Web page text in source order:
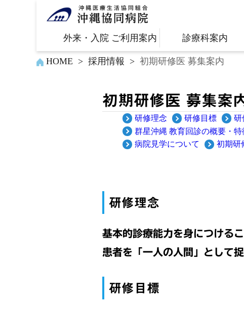
外来・入院 ご利用案内
診療科案内
HOME > 採用情報 > 初期研修医 募集案内
初期研修医 募集案
研修理念 研修目標 研
群星沖縄 教育回診の概要・特
病院見学について
初期研
研修理念
基本的診療能力を身につける
患者を「一人の人間」として
研修目標